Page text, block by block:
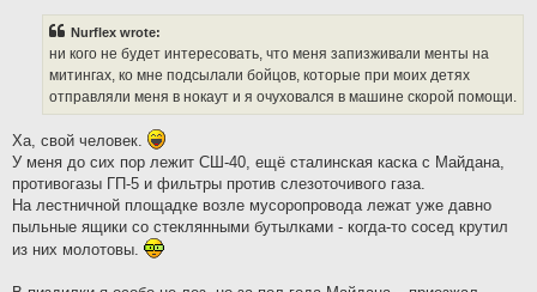
Nurflex wrote:
ни кого не будет интересовать, что меня запизживали менты на
митингах, ко мне подсылали бойцов, которые при моих детях
отправляли меня в нокаут и я очуховался в машине скорой помощи.
Ха, свой человек.
У меня до сих пор лежит СШ-40, ещё сталинская каска с Майдана,
противогазы ГП-5 и фильтры против слезоточивого газа.
На лестничной площадке возле мусоропровода лежат уже давно
пыльные ящики со стеклянными бутылками - когда-то сосед крутил
из них молотовы.